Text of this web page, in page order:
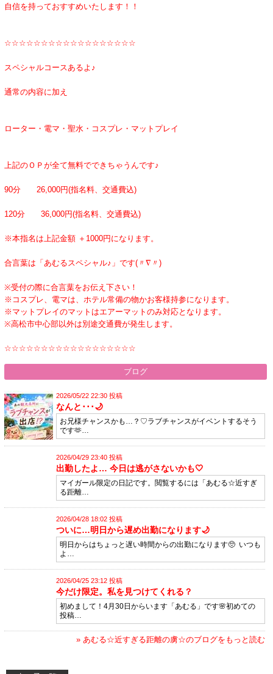
自信を持っておすすめいたします！！
☆☆☆☆☆☆☆☆☆☆☆☆☆☆☆☆☆☆
スペシャルコースあるよ♪
通常の内容に加え
ローター・電マ・聖水・コスプレ・マットプレイ
上記のＯＰが全て無料でできちゃうんです♪
90分 26,000円(指名料、交通費込)
120分 36,000円(指名料、交通費込)
※本指名は上記金額 ＋1000円になります。
合言葉は「あむるスペシャル♪」です(〃∇〃)
※受付の際に合言葉をお伝え下さい！
※コスプレ、電マは、ホテル常備の物かお客様持参になります。
※マットプレイのマットはエアーマットのみ対応となります。
※高松市中心部以外は別途交通費が発生します。
☆☆☆☆☆☆☆☆☆☆☆☆☆☆☆☆☆☆
ブログ
2026/05/22 22:30 投稿
なんと･･･🌙
お兄様チャンスかも…？♡ラブチャンスがイベントするそう
です🫶…
2026/04/29 23:40 投稿
出勤したよ… ​​​​​​​今日は逃がさないかも🤍
マイガール限定の日記です。閲覧するには「あむる☆近すぎ
る距離…
2026/04/28 18:02 投稿
ついに…明日から遅め出勤になります🌙
明日からはちょっと遅い時間からの出勤になります🥺 いつも
よ…
2026/04/25 23:12 投稿
今だけ限定。私を見つけてくれる？
初めまして！4月30日からいます「あむる」です🌸初めての
投稿…
» あむる☆近すぎる距離の虜☆のブログをもっと読む